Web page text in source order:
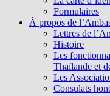
Formulaires
À propos de
Lettres de
Histoire
Les
Thaïlande et
Les
Consulats